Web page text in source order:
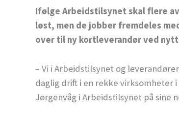
Ifølge Arbeidstilsynet skal flere
løst, men de jobber fremdeles
over til ny kortleverandør ved
– Vi i Arbeidstilsynet og
daglig drift i en rekke virksomheter
Jørgenvåg i Arbeidstilsynet på sine